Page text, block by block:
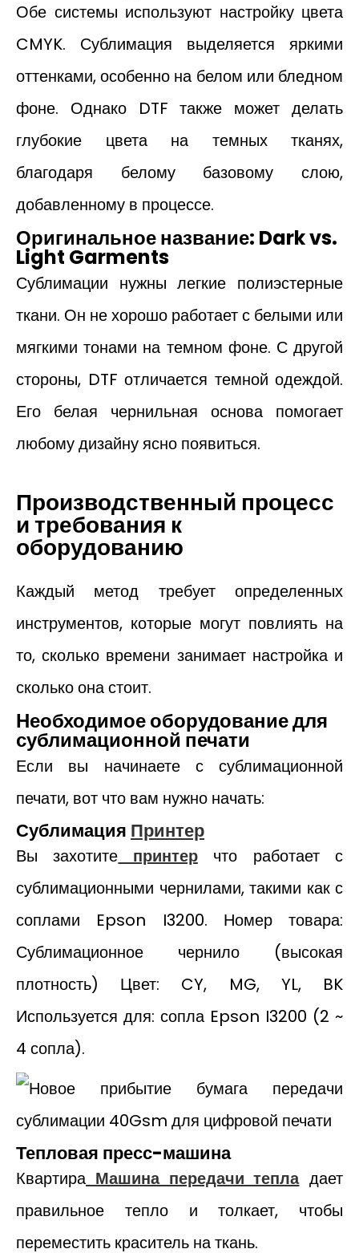
Обе системы используют настройку цвета
CMYK. Сублимация выделяется яркими
оттенками, особенно на белом или бледном
фоне. Однако DTF также может делать
глубокие цвета на темных тканях,
благодаря белому базовому слою,
добавленному в процессе.
Оригинальное название: Dark vs.
Light Garments
Сублимации нужны легкие полиэстерные
ткани. Он не хорошо работает с белыми или
мягкими тонами на темном фоне. С другой
стороны, DTF отличается темной одеждой.
Его белая чернильная основа помогает
любому дизайну ясно появиться.
Производственный процесс
и требования к
оборудованию
Каждый метод требует определенных
инструментов, которые могут повлиять на
то, сколько времени занимает настройка и
сколько она стоит.
Необходимое оборудование для
сублимационной печати
Если вы начинаете с сублимационной
печати, вот что вам нужно начать:
Сублимация Принтер
Вы захотите принтерчто работает с
сублимационными чернилами, такими как с
соплами Epson I3200. Номер товара:
Сублимационное чернило (высокая
плотность) Цвет: CY, MG, YL, BK
Используется для: сопла Epson I3200 (2 ~
4 сопла).
Тепловая пресс-машина
КвартираМашина передачи тепладает
правильное тепло и толкает, чтобы
переместить краситель на ткань.